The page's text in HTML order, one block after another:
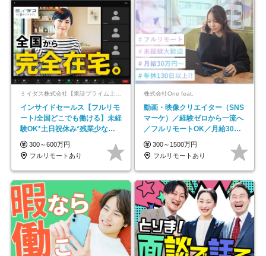
ミイダス株式会社【東証プライム上場パーソルグループ】
インサイドセールス【フルリモ
ート/全国どこでも働ける】未経
験OK*土日祝休み*残業少なめ*
在宅勤務手当あり
300～600万円
フルリモートあり
株式会社One feat.
動画・映像クリエイター（SNS
マーケ）／経験ゼロから一流へ
／フルリモートOK／月給30万
円～／年休130日以上
300～1500万円
フルリモートあり